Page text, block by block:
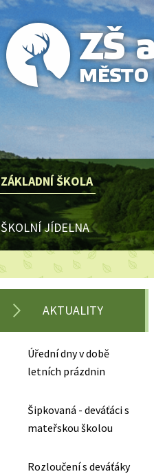
ZÁKLADNÍ ŠKOLA
ŠKOLNÍ JÍDELNA
AKTUALITY
Úřední dny v době
letních prázdnin
Šipkovaná - deváťáci s
mateřskou školou
Rozloučení s deváťáky